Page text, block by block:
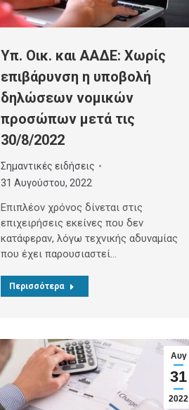
Υπ. Οικ. και ΑΑΔΕ: Χωρίς
επιβάρυνση η υποβολή
δηλώσεων νομικών
προσώπων μετά τις
30/8/2022
Σημαντικές ειδήσεις
31 Αυγούστου, 2022
Επιπλέον χρόνος δίνεται στις
επιχειρήσεις εκείνες που δεν
κατάφεραν, λόγω τεχνικής αδυναμίας
που έχει παρουσιαστεί…
Περισσότερα
Αυγ
31
2022